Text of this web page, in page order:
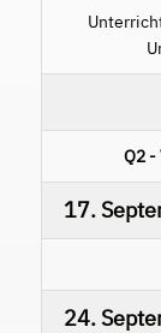
Q2 -
17.
24.